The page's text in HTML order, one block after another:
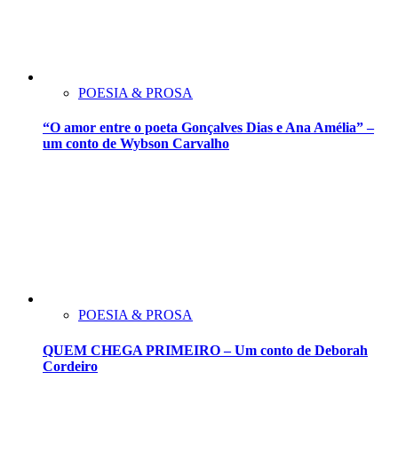
POESIA & PROSA
“O amor entre o poeta Gonçalves Dias e Ana Amélia” –
um conto de Wybson Carvalho
POESIA & PROSA
QUEM CHEGA PRIMEIRO – Um conto de Deborah
Cordeiro